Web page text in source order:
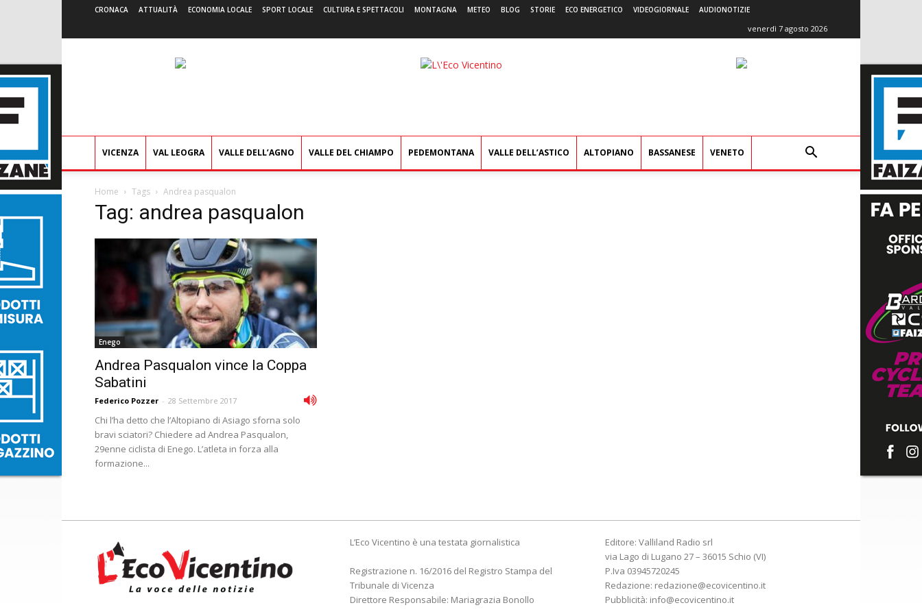
CRONACA ATTUALITÀ ECONOMIA LOCALE SPORT LOCALE CULTURA E SPETTACOLI MONTAGNA METEO BLOG STORIE ECO ENERGETICO VIDEOGIORNALE AUDIONOTIZIE
venerdì 7 agosto 2026
L'Eco
VICENZA VAL LEOGRA VALLE DELL’AGNO VALLE DEL CHIAMPO PEDEMONTANA VALLE DELL’ASTICO ALTOPIANO BASSANESE VENETO
Home Tags Andrea pasqualon
Tag: andrea pasqualon
Enego
Andrea Pasqualon vince la Coppa
Sabatini
Federico Pozzer - 28 Settembre 2017
Chi l’ha detto che l’Altopiano di Asiago sforna solo
bravi sciatori? Chiedere ad Andrea Pasqualon,
29enne ciclista di Enego. L’atleta in forza alla
formazione...
L’Eco Vicentino è una testata giornalistica
Registrazione n. 16/2016 del Registro Stampa del
Tribunale di Vicenza
Direttore Responsabile: Mariagrazia Bonollo
Editore: Valliland Radio srl
via Lago di Lugano 27 – 36015 Schio (VI)
P.Iva 03945720245
Redazione: redazione@ecovicentino.it
Pubblicità: info@ecovicentino.it